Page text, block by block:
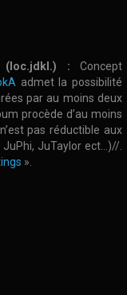
(loc.jdkl.) : Concept
admet la possibilité
par au moins deux
procède d’au moins
pas réductible aux
JuTaylor ect…)//.
».